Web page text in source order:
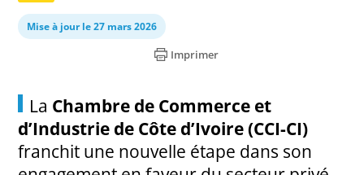
Mise à jour le 27 mars 2026
Imprimer
La Chambre de Commerce et
d’Industrie de Côte d’Ivoire (CCI-CI)
franchit une nouvelle étape dans son